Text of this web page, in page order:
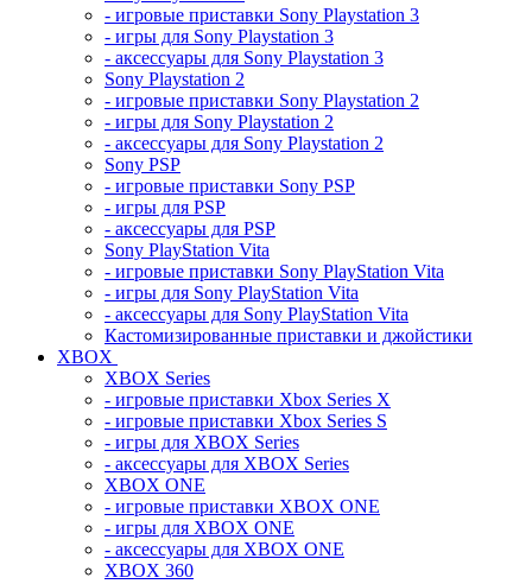
- игровые приставки Sony Playstation 3
- игры для Sony Playstation 3
- аксессуары для Sony Playstation 3
Sony Playstation 2
- игровые приставки Sony Playstation 2
- игры для Sony Playstation 2
- аксессуары для Sony Playstation 2
Sony PSP
- игровые приставки Sony PSP
- игры для PSP
- аксессуары для PSP
Sony PlayStation Vita
- игровые приставки Sony PlayStation Vita
- игры для Sony PlayStation Vita
- аксессуары для Sony PlayStation Vita
Кастомизированные приставки и джойстики
XBOX
XBOX Series
- игровые приставки Xbox Series X
- игровые приставки Xbox Series S
- игры для XBOX Series
- аксессуары для XBOX Series
XBOX ONE
- игровые приставки XBOX ONE
- игры для XBOX ONE
- аксессуары для XBOX ONE
XBOX 360